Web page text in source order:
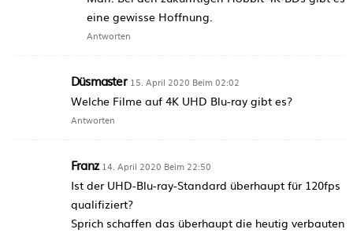
eine gewisse Hoffnung.
Antworten
Düsmaster 15. April 2020 Beim 02:02
Welche Filme auf 4K UHD Blu-ray gibt es?
Antworten
Franz 14. April 2020 Beim 22:50
Ist der UHD-Blu-ray-Standard überhaupt für 120fps
qualifiziert?
Sprich schaffen das überhaupt die heutig verbauten